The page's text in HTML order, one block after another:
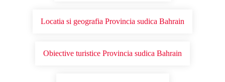
Locatia si geografia Provincia sudica Bahrain
Obiective turistice Provincia sudica Bahrain